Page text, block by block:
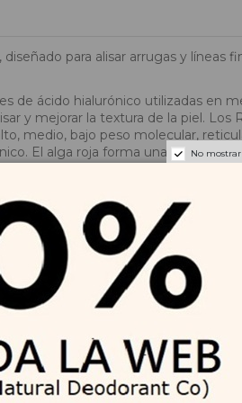
para alisar arrugas y líneas
de ácido hialurónico utilizadas en
y mejorar la textura de la piel. Los
medio, bajo peso molecular,
El alga roja forma una barrera
las defensas naturales de la
para el rostro tiene una
ácido hialurónico (alto, medio,
.
y elasticidad, suavizando las
refuerza las defensas
los contaminantes, ayudando a
No